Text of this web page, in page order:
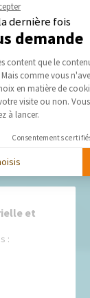
DEMANDER UN
derniers
et
:
dernière fois
demande
de
content que le
comme vous
en matière de
visite ou non.
à lancer.
Consentements
Axeptio